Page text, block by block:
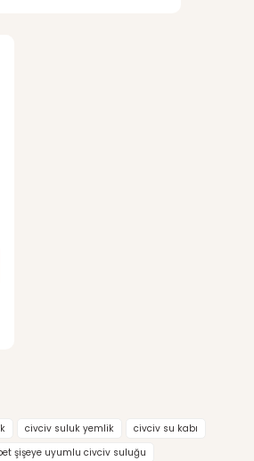
civciv suluk yemlik
civciv su kabı
şişeye uyumlu civciv suluğu